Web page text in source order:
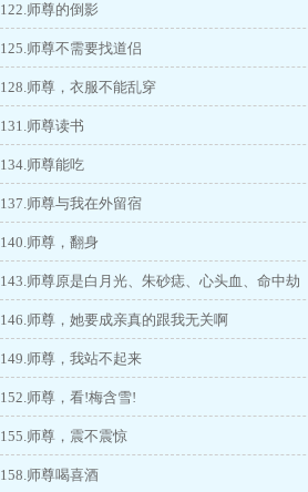
122.师尊的倒影
125.师尊不需要找道侣
128.师尊，衣服不能乱穿
131.师尊读书
134.师尊能吃
137.师尊与我在外留宿
140.师尊，翻身
143.师尊原是白月光、朱砂痣、心头血、命中劫
146.师尊，她要成亲真的跟我无关啊
149.师尊，我站不起来
152.师尊，看!梅含雪!
155.师尊，震不震惊
158.师尊喝喜酒